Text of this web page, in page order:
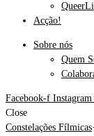
Acção!
Sobre nós
Quem
Facebook-f Instagram
Close
Constelações Fílmicas·